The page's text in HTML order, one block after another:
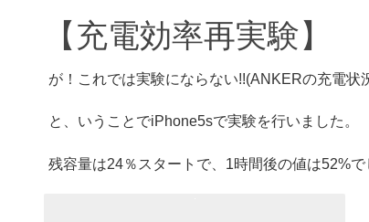
【充電効率再実験】
が！これでは実験にならない!!(ANKERの充電状
と、いうことでiPhone5sで実験を行いました。
残容量は24％スタートで、1時間後の値は52%で